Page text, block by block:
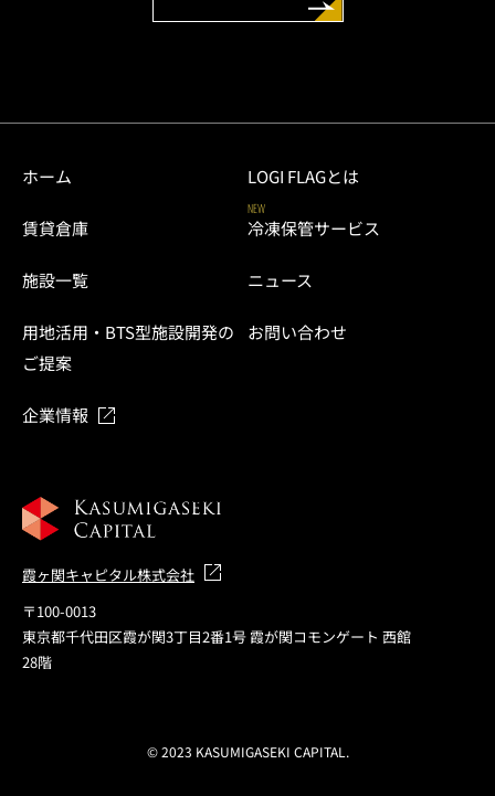
ホーム LOGI FLAGとは
賃貸倉庫
NEW
冷凍保管サービス
施設一覧 ニュース
用地活用・BTS型施設開発の
ご提案
お問い合わせ
企業情報
霞ヶ関キャピタル株式会社
〒100-0013
東京都千代田区霞が関3丁目2番1号 霞が関コモンゲート 西館
28階
© 2023 KASUMIGASEKI CAPITAL.